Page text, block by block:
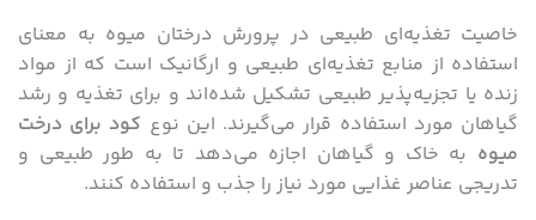
خاصیت تغذیه‌ای طبیعی در پرورش درختان میوه به معنای
استفاده از منابع تغذیه‌ای طبیعی و ارگانیک است که از مواد
زنده یا تجزیه‌پذیر طبیعی تشکیل شده‌اند و برای تغذیه و رشد
گیاهان مورد استفاده قرار می‌گیرند. این نوع کود برای درخت
میوه به خاک و گیاهان اجازه می‌دهد تا به طور طبیعی و
تدریجی عناصر غذایی مورد نیاز را جذب و استفاده کنند.